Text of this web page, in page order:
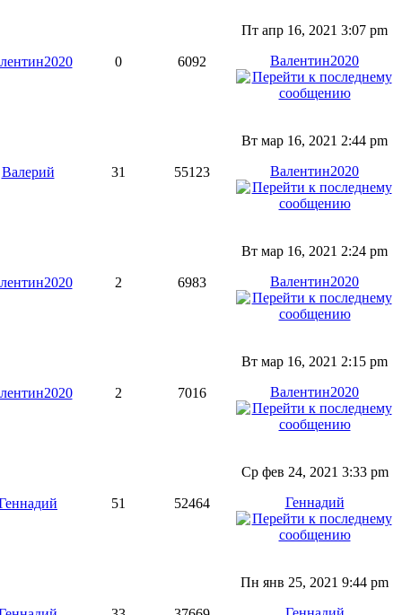
0 6092
Пт апр 16, 2021 3:07 pm
Валентин2020
Валерий 31 55123
Вт мар 16, 2021 2:44 pm
Валентин2020
2 6983
Вт мар 16, 2021 2:24 pm
Валентин2020
2 7016
Вт мар 16, 2021 2:15 pm
Валентин2020
51 52464
Ср фев 24, 2021 3:33 pm
Геннадий
Пн янв 25, 2021 9:44 pm